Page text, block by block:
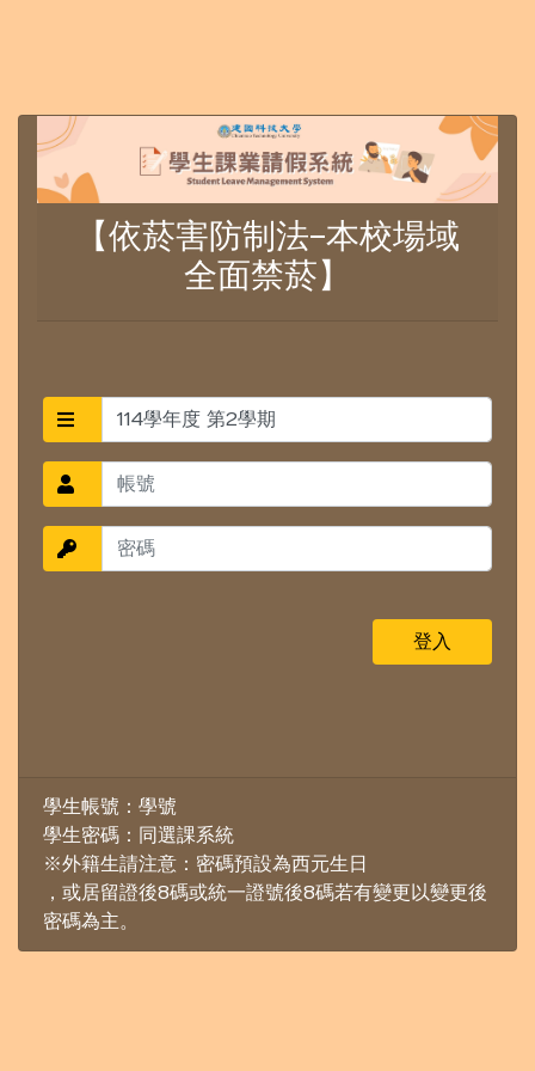
【依菸害防制法-本校場域
全面禁菸】
114學年度 第2學期
學生帳號：學號
學生密碼：同選課系統
※外籍生請注意：密碼預設為西元生日
，或居留證後8碼或統一證號後8碼若有變更以變更後
密碼為主。